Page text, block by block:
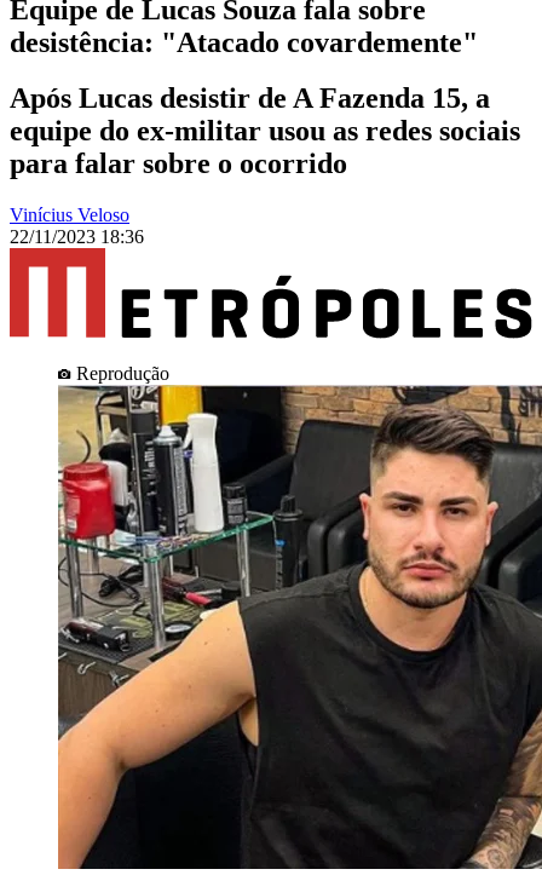
Equipe de Lucas Souza fala sobre
desistência: "Atacado covardemente"
Após Lucas desistir de A Fazenda 15, a
equipe do ex-militar usou as redes sociais
para falar sobre o ocorrido
Vinícius Veloso
22/11/2023 18:36
Reprodução